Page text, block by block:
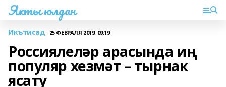
Якты юлдан
Икътисад 25 ФЕВРАЛЯ 2019, 09:19
Россиялеләр арасында иң
популяр хезмәт – тырнак
ясату